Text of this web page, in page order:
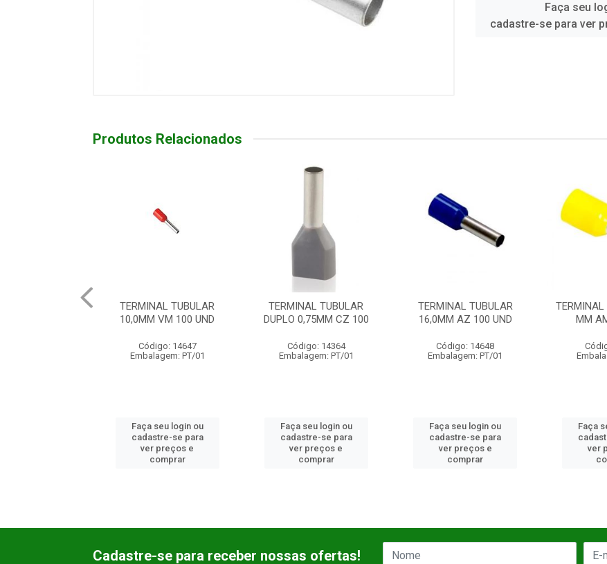
Faça seu
cadastre-se para ver
Produtos Relacionados
TERMINAL TUBULAR
DUPLO 0,75MM CZ 100
Código: 14364
Embalagem: PT/01
Faça seu login ou
cadastre-se para
ver preços e
comprar
TERMINAL TUBULAR
16,0MM AZ 100 UND
Código: 14648
Embalagem: PT/01
Faça seu login ou
cadastre-se para
ver preços e
comprar
TERMINAL TUBULAR 25,0
MM AM 100 UND
Código: 14649
Embalagem: PT/01
Faça seu login ou
cadastre-se para
ver preços e
comprar
DUPLO
Faça
ver
Cadastre-se para receber nossas ofertas!